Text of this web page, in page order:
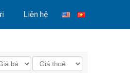
Liên hệ